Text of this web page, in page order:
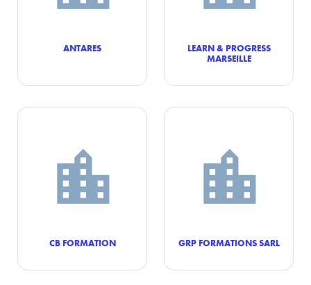
ANTARES
LEARN & PROGRESS
MARSEILLE
CB FORMATION GRP FORMATIONS SARL